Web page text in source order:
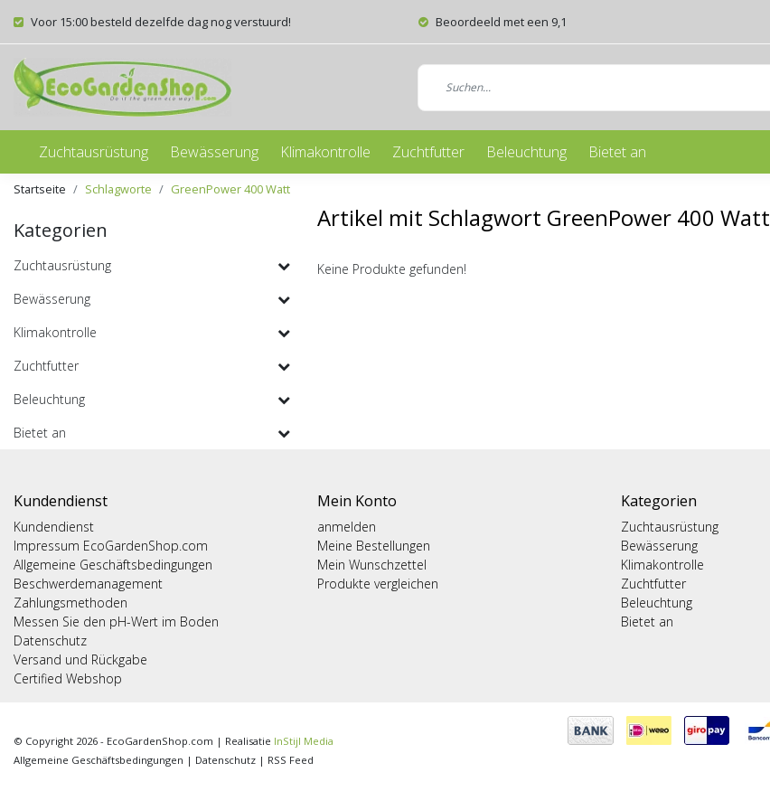
Voor 15:00 besteld dezelfde dag nog verstuurd! Beoordeeld met een 9,1
Zuchtausrüstung Bewässerung Klimakontrolle Zuchtfutter Beleuchtung Bietet an
Startseite Schlagworte GreenPower 400 Watt
Kategorien
Zuchtausrüstung
Bewässerung
Klimakontrolle
Zuchtfutter
Beleuchtung
Bietet an
Artikel mit Schlagwort GreenPower 400 Watt
Keine Produkte gefunden!
Kundendienst
Kundendienst
Impressum EcoGardenShop.com
Allgemeine Geschäftsbedingungen
Beschwerdemanagement
Zahlungsmethoden
Messen Sie den pH-Wert im Boden
Datenschutz
Versand und Rückgabe
Certified Webshop
Mein Konto
anmelden
Meine Bestellungen
Mein Wunschzettel
Produkte vergleichen
Kategorien
Zuchtausrüstung
Bewässerung
Klimakontrolle
Zuchtfutter
Beleuchtung
Bietet an
© Copyright 2026 - EcoGardenShop.com | Realisatie InStijl Media
Allgemeine Geschäftsbedingungen | Datenschutz | RSS Feed